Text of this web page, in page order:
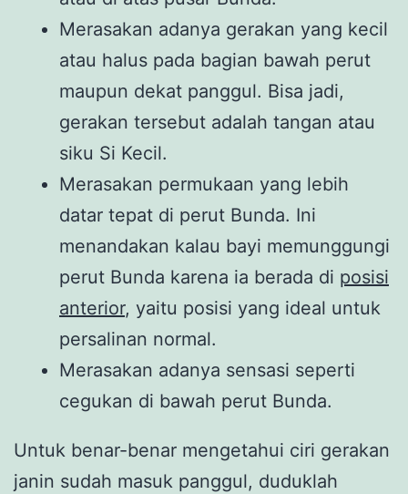
Merasakan adanya gerakan yang kecil
atau halus pada bagian bawah perut
maupun dekat panggul. Bisa jadi,
gerakan tersebut adalah tangan atau
siku Si Kecil.
Merasakan permukaan yang lebih
datar tepat di perut Bunda. Ini
menandakan kalau bayi memunggungi
perut Bunda karena ia berada di posisi
anterior, yaitu posisi yang ideal untuk
persalinan normal.
Merasakan adanya sensasi seperti
cegukan di bawah perut Bunda.
Untuk benar-benar mengetahui ciri gerakan
janin sudah masuk panggul, duduklah